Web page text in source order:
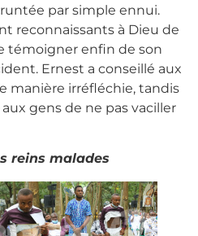
par simple ennui.
reconnaissants à Dieu de
témoigner enfin de son
Ernest a conseillé aux
manière irréfléchie, tandis
gens de ne pas vaciller
reins malades